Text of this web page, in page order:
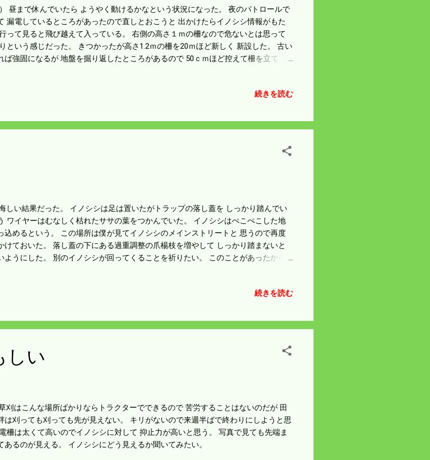
） 昼まで休んでいたら ようやく動けるかなという状況になった。 夜のパトロールで
漏電しているところがあったので直しとおこうと 出かけたらイノシシ情報がもた
って見ると飛び越えて入っている。 右側の高さ１ｍの柵なので危ないとは思って
という感じだった。 きつかったが高さ1.2ｍの柵を20ｍほど新しく 新設した。 古い
ば強固になるが 地盤を掘り返したところがあるので 50ｃｍほど控えて柵を立て
成だ。 その前に草刈という大仕事がある。 病み上がりの慣らし運転は草刈から始
続きを読む
しい結果だった。 イノシシは足は置いたがトラップの落し蓋を しっかり踏んでい
ワイヤーはむなしく枯れたササの葉をつかんでいた。 イノシシはぺこぺこした地
込めるという。 この場所は僕が見てイノシシのメインストリートと 思うので再度
けておいた。 落し蓋の下にある過重調整の爪楊枝を増やして しっかり踏まないと
ようにした。 別のイノシシが回ってくることを祈りたい。 このことがあったから
続きを読む
しい
刈はこんな場所ばかりならトラクターでできるので 苦労することはないのだが 田
は刈っても刈っても先が見えない。 キリがないので来週半ばで終わりにしようと思
柵は太くて高いのでイノシシに対して 抑止力が高いと思う。 写真で見ても先端ま
あるのが見える。 イノシシにどう見えるか聞いてみたい。